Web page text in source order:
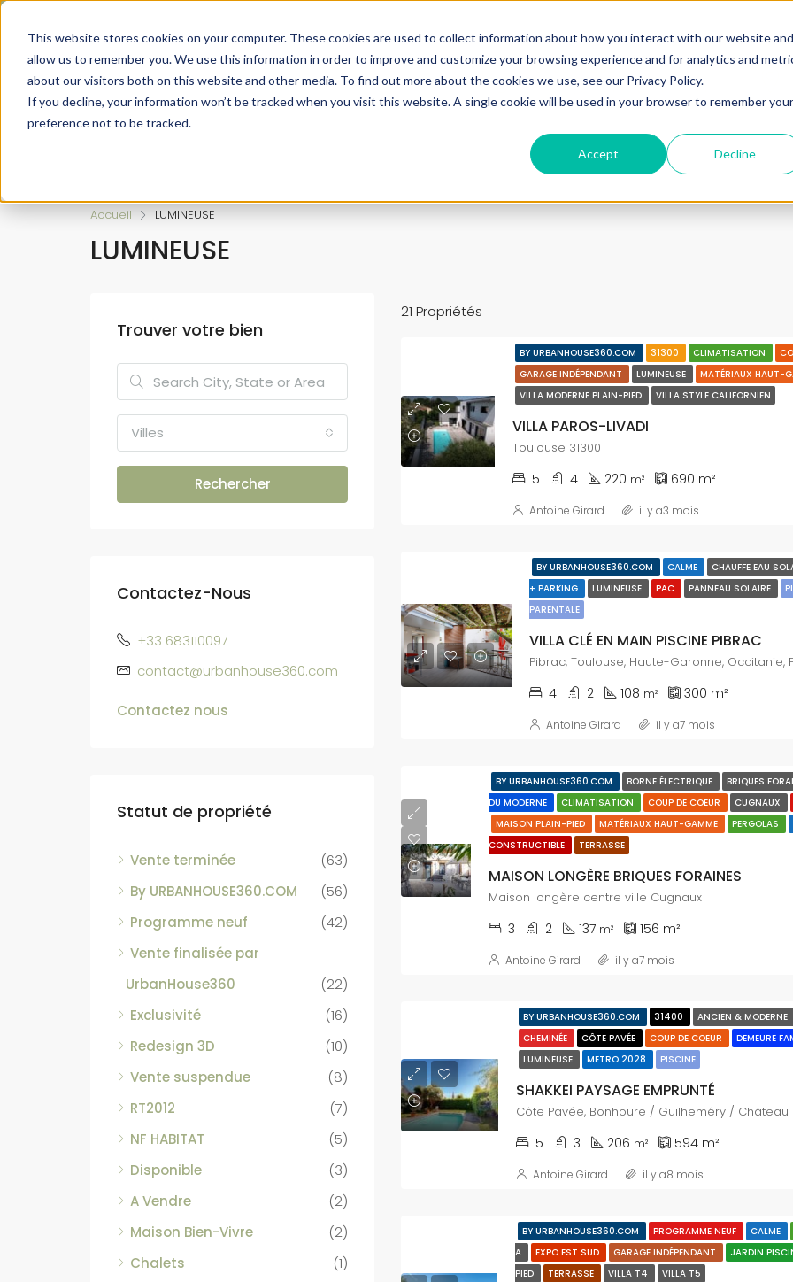
This website stores cookies on your computer. These cookies are used to collect information about how you interact with our website and
allow us to remember you. We use this information in order to improve and customize your browsing experience and for analytics and
about our visitors both on this website and other media. To find out more about the cookies we use, see our Privacy Policy.
If you decline, your information won’t be tracked when you visit this website. A single cookie will be used in your browser to remember your
preference not to be tracked.
Accept Decline
+33683110097
contact@urbanhouse360.com
Nos Biens Nos infos
Accueil LUMINEUSE
LUMINEUSE
21 Propriétés
BY URBANHOUSE360.COM 31300 CLIMATISATION
GARAGE INDÉPENDANT
LUMINEUSE MATÉRIAUX HAUT-
VILLA MODERNE PLAIN-PIED
VILLA STYLE CALIFORNIEN
VILLA PAROS-LIVADI
Toulouse 31300
5 4 220 m² 690 m²
Antoine Girard il y a3 mois
BY URBANHOUSE360.COM CALME CHAUFFE EAU
+ PARKING
LUMINEUSE PAC PANNEAU SOLAIRE
PARENTALE
VILLA CLÉ EN MAIN PISCINE PIBRAC
4 2 108 m² 300 m²
Antoine Girard il y a7 mois
BY URBANHOUSE360.COM BORNE ÉLECTRIQUE BRIQUES
DU MODERNE
CLIMATISATION COUP DE COEUR CUGNAUX
MAISON PLAIN-PIED
MATÉRIAUX HAUT-GAMME PERGOLAS
CONSTRUCTIBLE
TERRASSE
MAISON LONGÈRE BRIQUES FORAINES
Maison longère centre ville Cugnaux
3 2 137 m² 156 m²
Antoine Girard il y a7 mois
BY URBANHOUSE360.COM 31400 ANCIEN & MODERNE
CHEMINÉE
CÔTE PAVÉE COUP DE COEUR DEMEURE
LUMINEUSE
METRO 2028 PISCINE
SHAKKEI PAYSAGE EMPRUNTÉ
5 3 206 m² 594 m²
Antoine Girard il y a8 mois
BY URBANHOUSE360.COM PROGRAMME NEUF CALME
A
EXPO EST SUD GARAGE INDÉPENDANT JARDIN
PIED
TERRASSE VILLA T4 VILLA T5
Trouver votre bien
Villes
Rechercher
Contactez-Nous
+33 683110097
contact@urbanhouse360.com
Contactez nous
Statut de propriété
Vente terminée
(63)
By URBANHOUSE360.COM
(56)
Programme neuf
(42)
Vente finalisée par
UrbanHouse360
(22)
Exclusivité
(16)
Redesign 3D
(10)
Vente suspendue
(8)
RT2012
(7)
NF HABITAT
(5)
Disponible
(3)
A Vendre
(2)
Maison Bien-Vivre
(2)
Chalets
(1)